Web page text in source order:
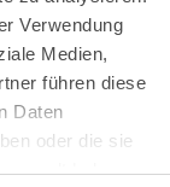
Verwendung
Medien,
führen diese
Daten
oder die sie
haben.